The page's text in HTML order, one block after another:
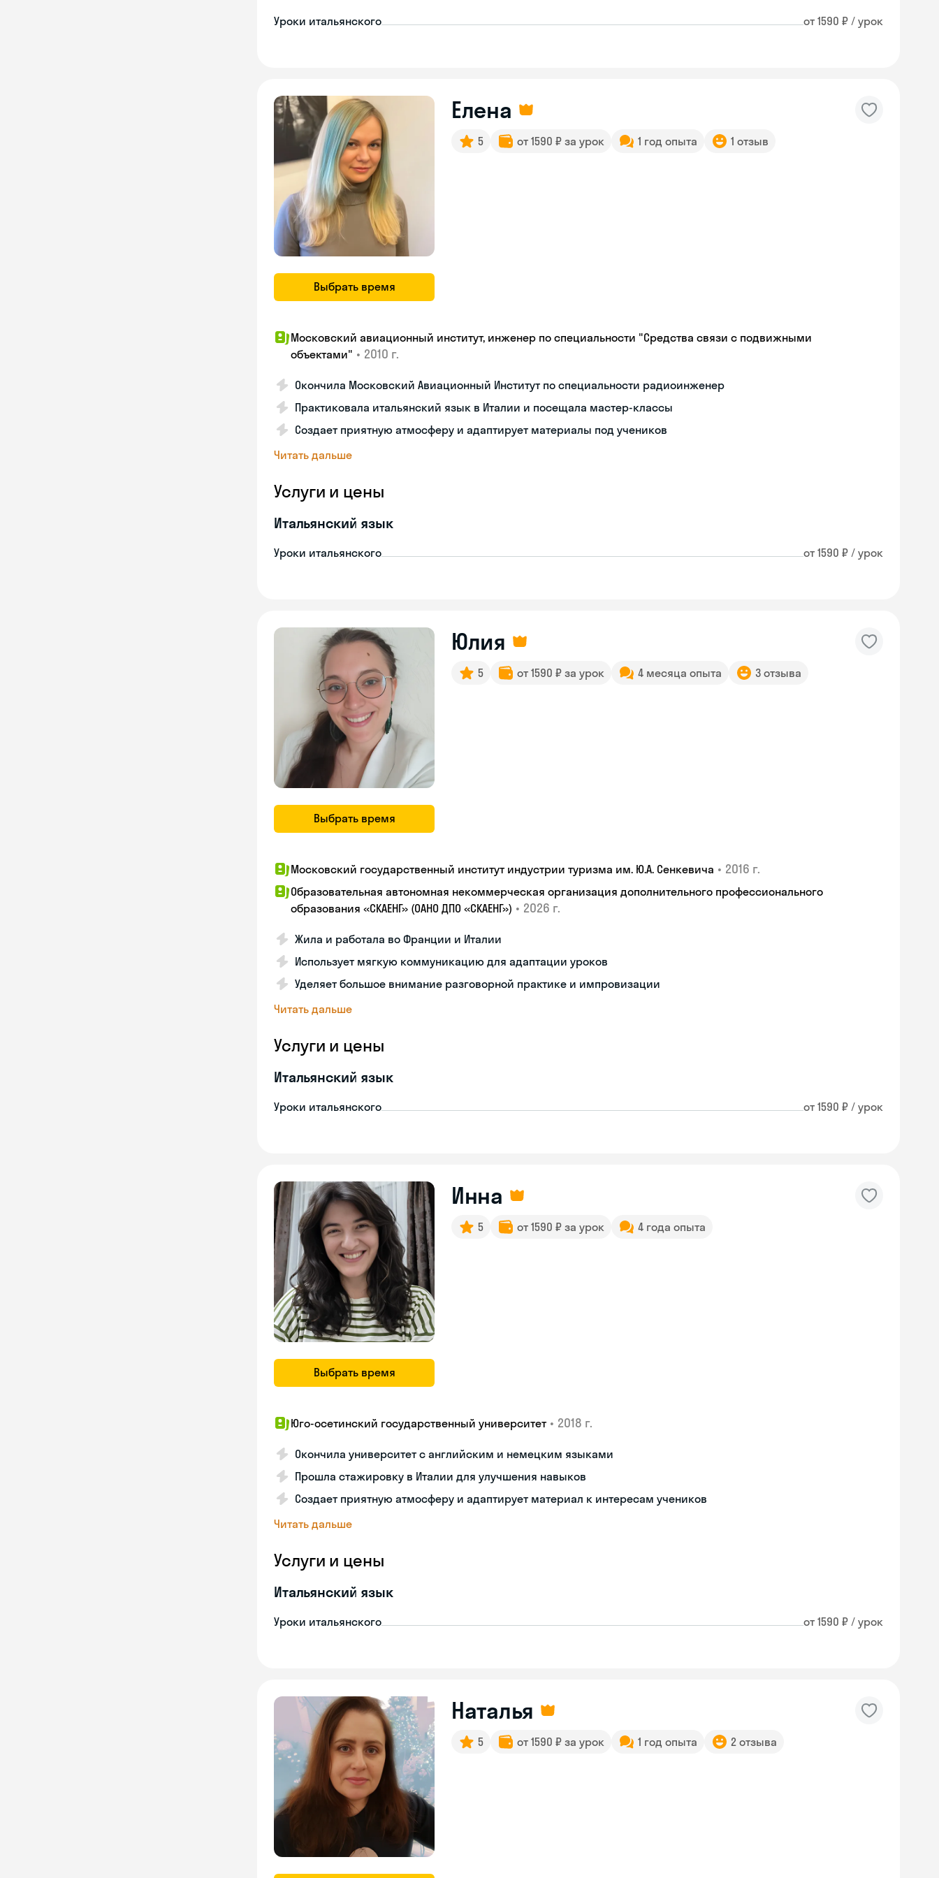
Уроки итальянского от 1590 ₽ / урок
Выбрать время
Елена
5 от 1590 ₽ за урок 1 год опыта 1 отзыв
Московский авиационный институт, инженер по специальности "Средства связи с подвижными
объектами" • 2010 г.
Окончила Московский Авиационный Институт по специальности радиоинженер
Практиковала итальянский язык в Италии и посещала мастер-классы
Создает приятную атмосферу и адаптирует материалы под учеников
Читать дальше
Услуги и цены
Итальянский язык
Уроки итальянского от 1590 ₽ / урок
Выбрать время
Юлия
5 от 1590 ₽ за урок 4 месяца опыта 3 отзыва
Московский государственный институт индустрии туризма им. Ю.А. Сенкевича • 2016 г.
Образовательная автономная некоммерческая организация дополнительного профессионального
образования «СКАЕНГ» (ОАНО ДПО «СКАЕНГ») • 2026 г.
Жила и работала во Франции и Италии
Использует мягкую коммуникацию для адаптации уроков
Уделяет большое внимание разговорной практике и импровизации
Читать дальше
Услуги и цены
Итальянский язык
Уроки итальянского от 1590 ₽ / урок
Выбрать время
Инна
5 от 1590 ₽ за урок 4 года опыта
Юго-осетинский государственный университет • 2018 г.
Окончила университет с английским и немецким языками
Прошла стажировку в Италии для улучшения навыков
Создает приятную атмосферу и адаптирует материал к интересам учеников
Читать дальше
Услуги и цены
Итальянский язык
Уроки итальянского от 1590 ₽ / урок
Наталья
5 от 1590 ₽ за урок 1 год опыта 2 отзыва